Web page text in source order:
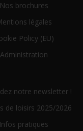
Nos brochures
légales
Policy (EU)
Administration
notre newsletter !
de loisirs 2025/2026
Infos pratiques